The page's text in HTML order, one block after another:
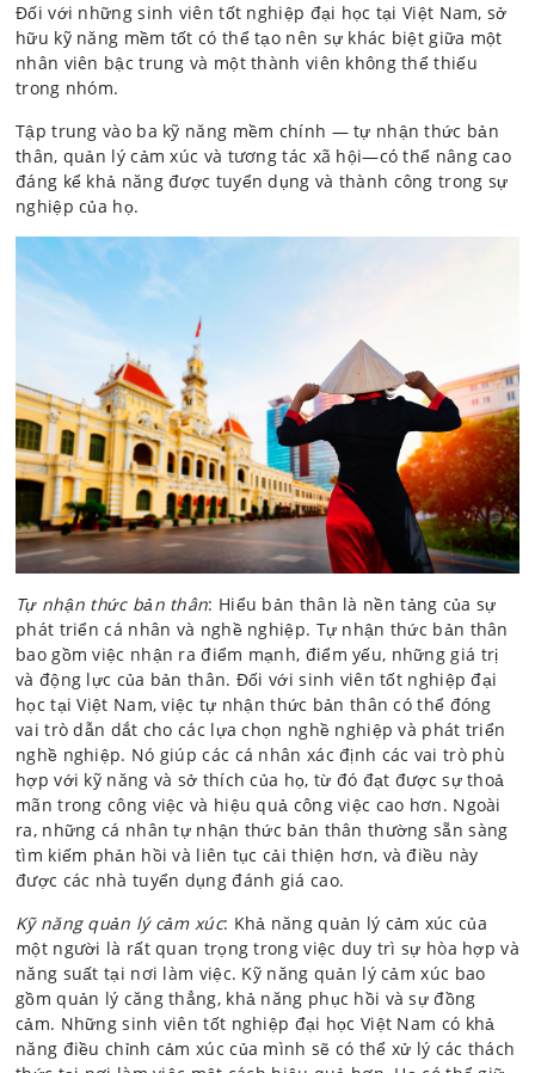
Đối với những sinh viên tốt nghiệp đại học tại Việt Nam, sở
hữu kỹ năng mềm tốt có thể tạo nên sự khác biệt giữa một
nhân viên bậc trung và một thành viên không thể thiếu
trong nhóm.
Tập trung vào ba kỹ năng mềm chính — tự nhận thức bản
thân, quản lý cảm xúc và tương tác xã hội—có thể nâng cao
đáng kể khả năng được tuyển dụng và thành công trong sự
nghiệp của họ.
Tự nhận thức bản thân: Hiểu bản thân là nền tảng của sự
phát triển cá nhân và nghề nghiệp. Tự nhận thức bản thân
bao gồm việc nhận ra điểm mạnh, điểm yếu, những giá trị
và động lực của bản thân. Đối với sinh viên tốt nghiệp đại
học tại Việt Nam, việc tự nhận thức bản thân có thể đóng
vai trò dẫn dắt cho các lựa chọn nghề nghiệp và phát triển
nghề nghiệp. Nó giúp các cá nhân xác định các vai trò phù
hợp với kỹ năng và sở thích của họ, từ đó đạt được sự thoả
mãn trong công việc và hiệu quả công việc cao hơn. Ngoài
ra, những cá nhân tự nhận thức bản thân thường sẵn sàng
tìm kiếm phản hồi và liên tục cải thiện hơn, và điều này
được các nhà tuyển dụng đánh giá cao.
Kỹ năng quản lý cảm xúc: Khả năng quản lý cảm xúc của
một người là rất quan trọng trong việc duy trì sự hòa hợp và
năng suất tại nơi làm việc. Kỹ năng quản lý cảm xúc bao
gồm quản lý căng thẳng, khả năng phục hồi và sự đồng
cảm. Những sinh viên tốt nghiệp đại học Việt Nam có khả
năng điều chỉnh cảm xúc của mình sẽ có thể xử lý các thách